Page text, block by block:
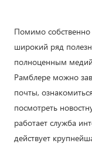
Помимо
широкий ряд
полноценным
Рамблере можно
почты,
посмотреть
работает служба
действует